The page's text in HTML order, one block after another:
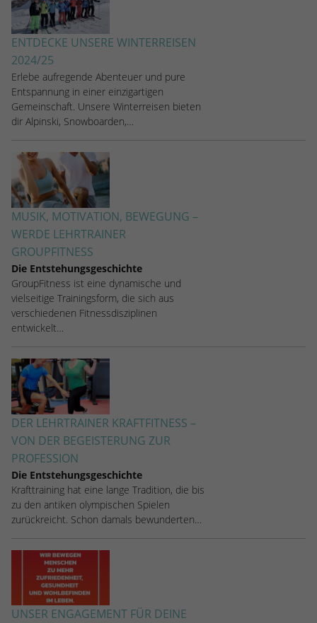
ENTDECKE UNSERE WINTERREISEN
2024/25
Erlebe aufregende Abenteuer und pure
Entspannung in einer einzigartigen
Gemeinschaft. Unsere Winterreisen bieten
dir Alpinski, Snowboarden,…
MUSIK, MOTIVATION, BEWEGUNG –
WERDE LEHRTRAINER
GROUPFITNESS
Die Entstehungsgeschichte
GroupFitness ist eine dynamische und
vielseitige Trainingsform, die sich aus
verschiedenen Fitnessdisziplinen
entwickelt…
DER LEHRTRAINER KRAFTFITNESS –
VON DER BEGEISTERUNG ZUR
PROFESSION
Die Entstehungsgeschichte
Krafttraining hat eine lange Tradition, die bis
zu den antiken olympischen Spielen
zurückreicht. Schon damals bewunderten…
UNSER ENGAGEMENT FÜR DEINE